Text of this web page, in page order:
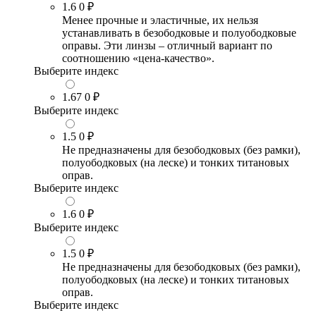
1.6 0 ₽
Менее прочные и эластичные, их нельзя
устанавливать в безободковые и полуободковые
оправы. Эти линзы – отличный вариант по
соотношению «цена-качество».
Выберите индекс
1.67 0 ₽
Выберите индекс
1.5 0 ₽
Не предназначены для безободковых (без рамки),
полуободковых (на леске) и тонких титановых
оправ.
Выберите индекс
1.6 0 ₽
Выберите индекс
1.5 0 ₽
Не предназначены для безободковых (без рамки),
полуободковых (на леске) и тонких титановых
оправ.
Выберите индекс